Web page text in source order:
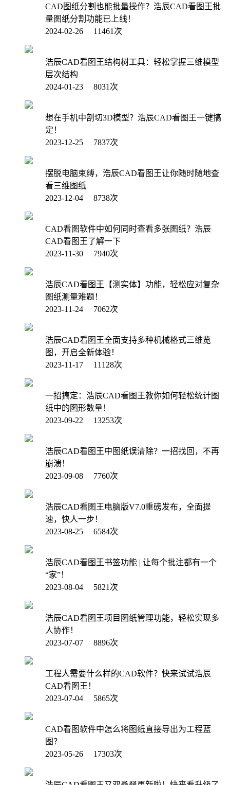
CAD图纸分割也能批量操作？浩辰CAD看图王批
量图纸分割功能已上线！
2024-02-26 11461次
浩辰CAD看图王结构树工具：轻松掌握三维模型
层次结构
2024-01-23 8031次
想在手机中剖切3D模型？浩辰CAD看图王一键搞
定！
2023-12-25 7837次
摆脱电脑束缚，浩辰CAD看图王让你随时随地查
看三维图纸
2023-12-04 8738次
CAD看图软件中如何同时查看多张图纸？浩辰
CAD看图王了解一下
2023-11-30 7940次
浩辰CAD看图王【测实体】功能，轻松应对复杂
图纸测量难题！
2023-11-24 7062次
浩辰CAD看图王全面支持多种机械格式三维览
图，开启全新体验！
2023-11-17 11128次
一招搞定：浩辰CAD看图王教你如何轻松统计图
纸中的图形数量！
2023-09-22 13253次
浩辰CAD看图王中图纸误清除？一招找回，不再
崩溃！
2023-09-08 7760次
浩辰CAD看图王电脑版V7.0重磅发布，全面提
速，快人一步！
2023-08-25 6584次
浩辰CAD看图王书签功能 | 让每个批注都有一个
“家”！
2023-08-04 5821次
浩辰CAD看图王项目图纸管理功能，轻松实现多
人协作！
2023-07-07 8896次
工程人需要什么样的CAD软件？快来试试浩辰
CAD看图王！
2023-07-04 5865次
CAD看图软件中怎么将图纸直接导出为工程蓝
图？
2023-05-26 17303次